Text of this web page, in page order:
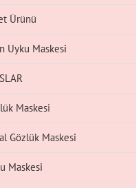
Ürünü
Uyku Maskesi
Maskesi
Gözlük Maskesi
Maskesi